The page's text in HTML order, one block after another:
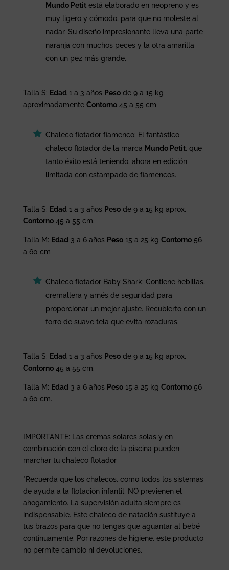
Mundo Petitestá elaborado en neopreno y es
muy ligero y cómodo, para que no moleste al
nadar. Su diseño impresionante lleva una parte
naranja con muchos peces y la otra amarilla
con un pez más grande.
Talla S: Edad1 a 3 años Pesode 9 a 15 kg
aproximadamente Contorno45 a 55 cm
Chaleco flotador flamenco: El fantástico
chaleco flotador de la marca Mundo Petit, que
tanto éxito está teniendo, ahora en edición
limitada con estampado de flamencos.
Talla S: Edad1 a 3 años Pesode 9 a 15 kg aprox.
Contorno45 a 55 cm.
Talla M: Edad3 a 6 años Peso15 a 25 kg Contorno56
a 60 cm
Chaleco flotador Baby Shark: Contiene hebillas,
cremallera y arnés de seguridad para
proporcionar un mejor ajuste. Recubierto con un
forro de suave tela que evita rozaduras.
Talla S: Edad1 a 3 años Pesode 9 a 15 kg aprox.
Contorno45 a 55 cm.
Talla M: Edad3 a 6 años Peso15 a 25 kg Contorno56
a 60 cm.
IMPORTANTE: Las cremas solares solas y en
combinación con el cloro de la piscina pueden
marchar tu chaleco flotador
*Recuerda que los chalecos, como todos los sistemas
de ayuda a la flotación infantil, NO previenen el
ahogamiento. La supervisión adulta siempre es
indispensable. Este chaleco de natación sustituye a
tus brazos para que no tengas que aguantar al bebé
continuamente. Por razones de higiene, este producto
no permite cambio ni devoluciones.